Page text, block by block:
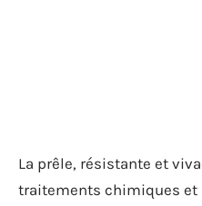
La prêle, résistante et
traitements chimiques et